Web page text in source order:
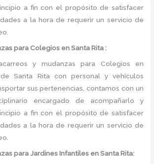
a fin con el propósito de satisfacer
a la hora de requerir un servicio de
para Colegios en Santa Rita :
y mudanzas para Colegios en
Santa Rita con personal y vehículos
sus pertenencias, contamos con un
encargado de acompañarlo y
a fin con el propósito de satisfacer
a la hora de requerir un servicio de
para Jardines Infantiles en Santa Rita: